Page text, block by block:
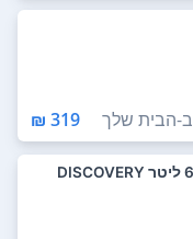
ב-הבית שלך 319 ₪
צ'ימידן תיק נגד מים 65 ליטר DISCOVERY